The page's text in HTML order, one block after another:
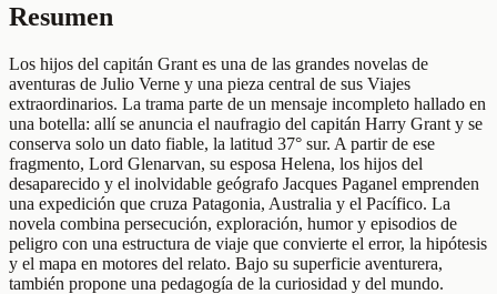
Resumen
Los hijos del capitán Grant es una de las grandes novelas de
aventuras de Julio Verne y una pieza central de sus Viajes
extraordinarios. La trama parte de un mensaje incompleto hallado en
una botella: allí se anuncia el naufragio del capitán Harry Grant y se
conserva solo un dato fiable, la latitud 37° sur. A partir de ese
fragmento, Lord Glenarvan, su esposa Helena, los hijos del
desaparecido y el inolvidable geógrafo Jacques Paganel emprenden
una expedición que cruza Patagonia, Australia y el Pacífico. La
novela combina persecución, exploración, humor y episodios de
peligro con una estructura de viaje que convierte el error, la hipótesis
y el mapa en motores del relato. Bajo su superficie aventurera,
también propone una pedagogía de la curiosidad y del mundo.